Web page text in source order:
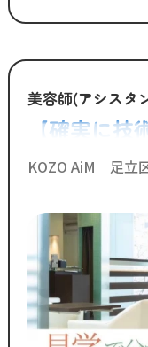
今後もより働きや
◆グループの実績
￣￣￣￣￣￣￣￣
・スタッフ月間平均
「30万円以上」☆
・月間来店人数
◆SNSで職場のリ
チェックできます
￣￣￣￣￣￣￣￣
／
Instagram・TikTok
当サロンの日常を
美容師(アシスタ
【確実に
でで600人
KOZO AiM 足立